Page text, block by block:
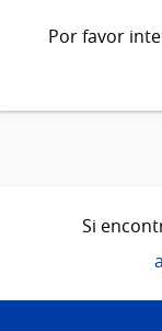
Por favor
Si